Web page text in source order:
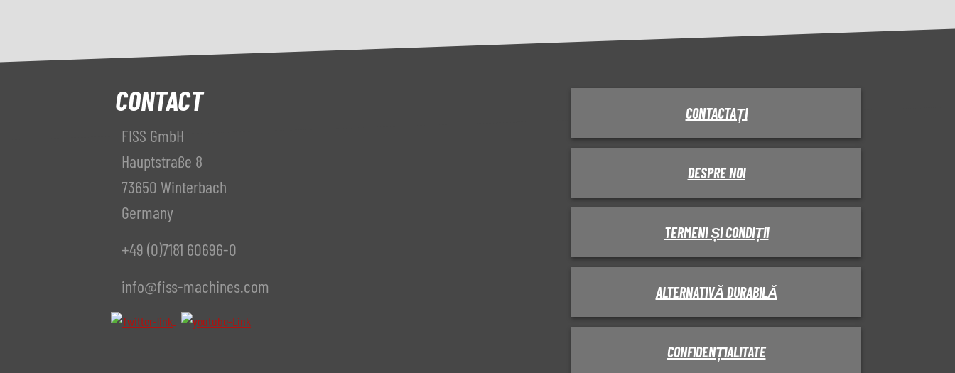
CONTACT
FISS GmbH
Hauptstraße 8
73650 Winterbach
Germany
+49 (0)7181 60696-0
info@fiss-machines.com
CONTACTAȚI
DESPRE NOI
TERMENI ȘI CONDIȚII
ALTERNATIVĂ DURABILĂ
CONFIDENȚIALITATE